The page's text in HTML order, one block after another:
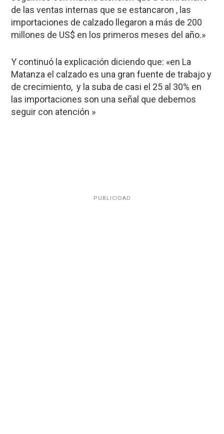
de las ventas internas que se estancaron , las
importaciones de calzado llegaron a más de 200
millones de US$ en los primeros meses del año.»
Y continuó la explicación diciendo que: «en La
Matanza el calzado es una gran fuente de trabajo y
de crecimiento, y la suba de casi el 25 al 30% en
las importaciones son una señal que debemos
seguir con atención »
PUBLICIDAD